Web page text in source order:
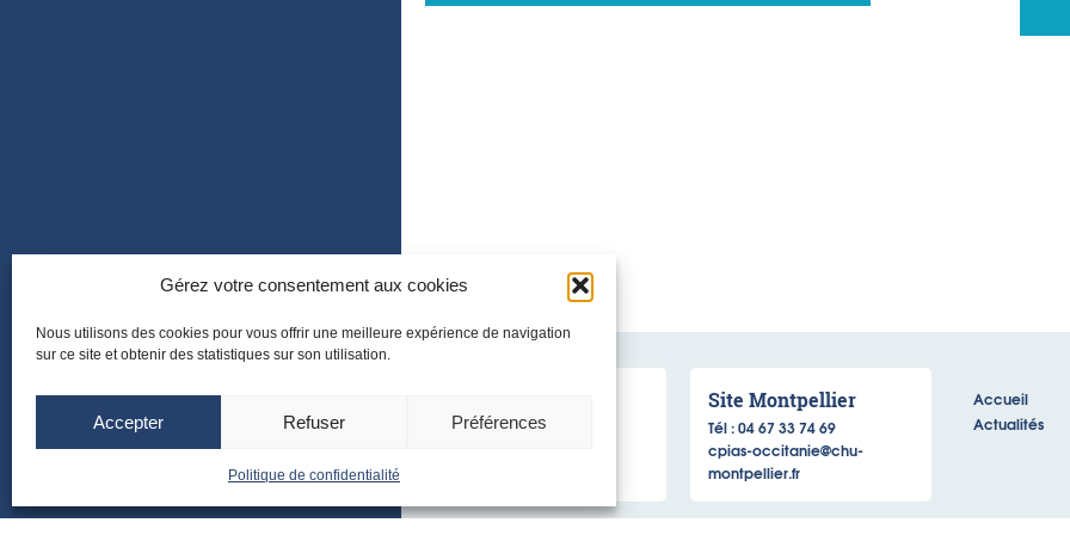
Gérez votre consentement aux cookies
Nous utilisons des cookies pour vous offrir une meilleure expérience de navigation
sur ce site et obtenir des statistiques sur son utilisation.
Accepter Refuser Préférences
Politique de confidentialité
Tél : 05 61 77 20 20
Site Montpellier
Tél : 04 67 33 74 69
cpias-occitanie@chu-
montpellier.fr
Accueil
Actualités